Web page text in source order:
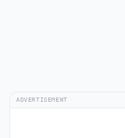
ADVERTISEMENT